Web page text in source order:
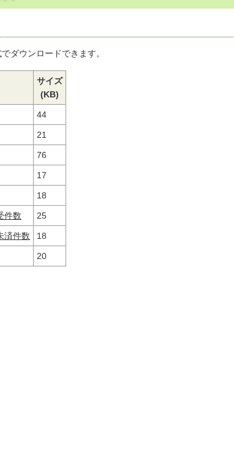
ダウンロードできます。
サイズ
(KB)
44
21
76
17
18
件数 25
済件数 18
20